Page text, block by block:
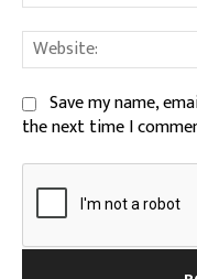
Save my name,
the next time I